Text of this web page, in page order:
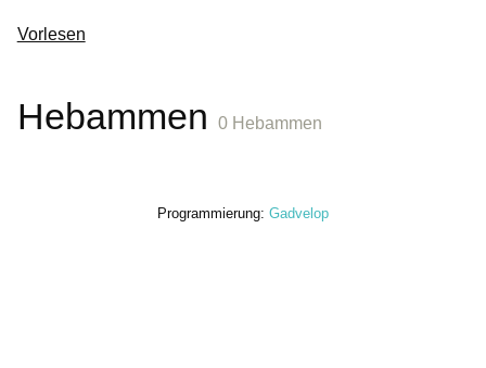
Vorlesen
Hebammen 0 Hebammen
Programmierung: Gadvelop